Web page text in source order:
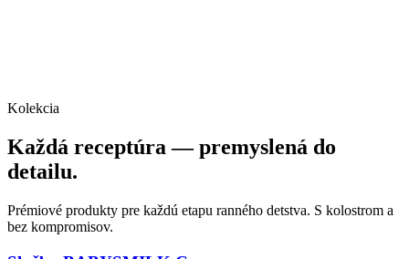
Kolekcia
Každá receptúra — premyslená do
detailu.
Prémiové produkty pre každú etapu ranného detstva. S kolostrom a
bez kompromisov.